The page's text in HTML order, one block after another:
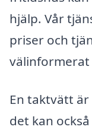
hjälp. Vår
priser och
välinformerat
En taktvätt
det kan